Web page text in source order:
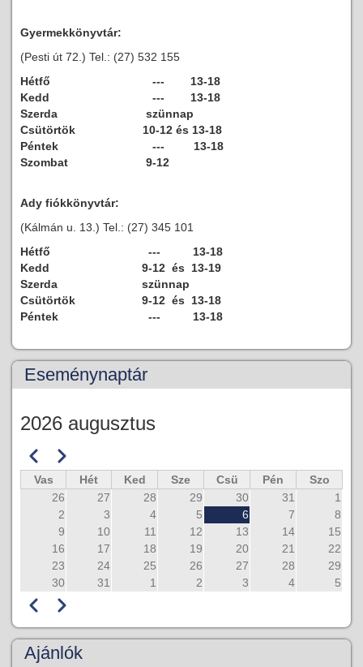
Gyermekkönyvtár:
(Pesti út 72.) Tel.: (27) 532 155
Hétfő
--- 13-18
Kedd
--- 13-18
Szerda
szünnap
Csütörtök
10-12 és 13-18
Péntek
--- 13-18
Szombat
9-12
Ady fiókkönyvtár:
(Kálmán u. 13.) Tel.: (27) 345 101
Hétfő
--- 13-18
Kedd
9-12 és 13-19
Szerda
szünnap
Csütörtök
9-12 és 13-18
Péntek
--- 13-18
Eseménynaptár
2026 augusztus
Oldalszámozás
Előző
Következő
Vas
Hét Ked Sze Csü Pén
Szo
26
27 28 29 30 31
1
2
3 4 5 6 7
8
9
10 11 12 13 14
15
16
17 18 19 20 21
22
23
24 25 26 27 28
29
30
31 1 2 3 4 5
Oldalszámozás
Előző Következő
Ajánlók